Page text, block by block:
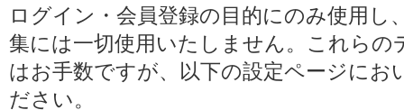
ログイン・会員登録の目的にのみ使用し
集には一切使用いたしません。これらの
はお手数ですが、以下の設定ページにお
ださい。